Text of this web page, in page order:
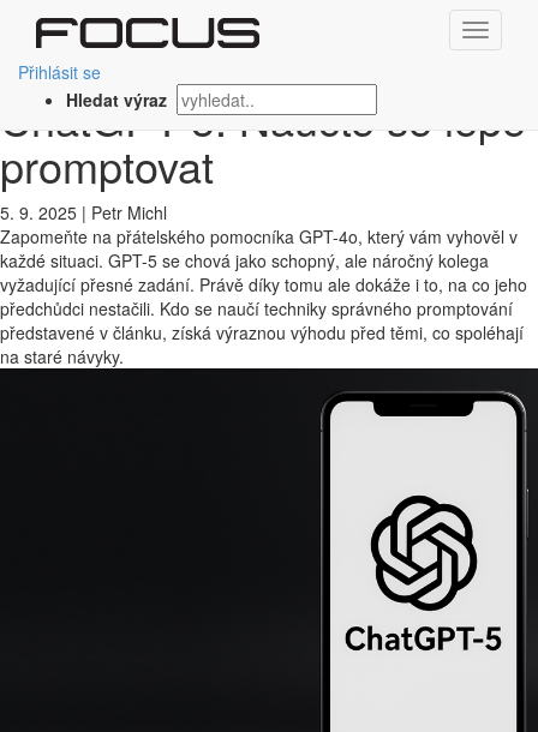
Přihlásit se
Hledat výraz
‹ Zpět
Přestaňte nadávat na
ChatGPT-5. Naučte se lépe
promptovat
5. 9. 2025 | Petr Michl
Zapomeňte na přátelského pomocníka GPT-4o, který vám vyhověl v
každé situaci. GPT-5 se chová jako schopný, ale náročný kolega
vyžadující přesné zadání. Právě díky tomu ale dokáže i to, na co jeho
předchůdci nestačili. Kdo se naučí techniky správného promptování
představené v článku, získá výraznou výhodu před těmi, co spoléhají
na staré návyky.